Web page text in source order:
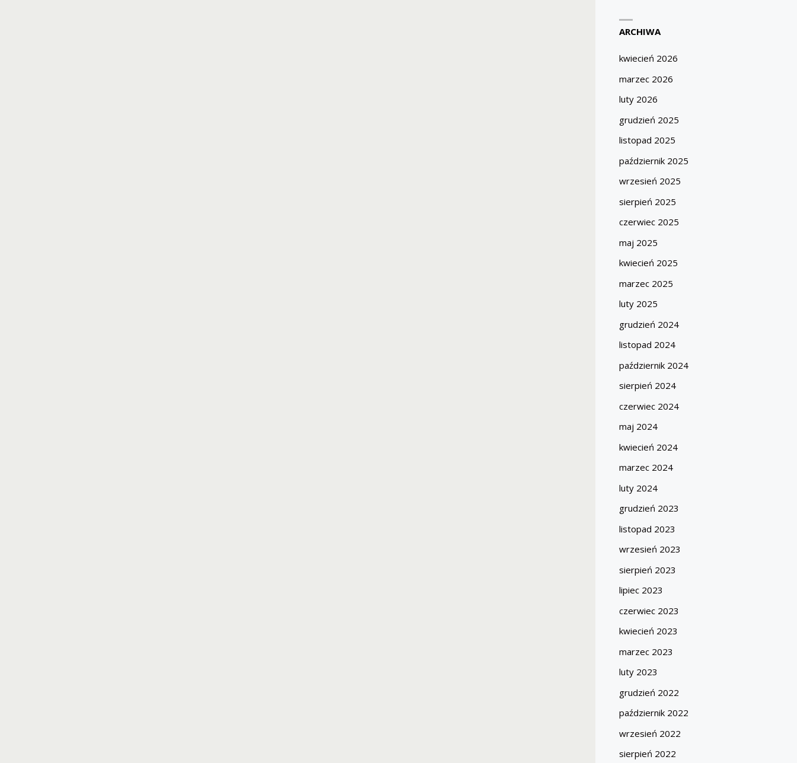
ARCHIWA
kwiecień 2026
marzec 2026
luty 2026
grudzień 2025
listopad 2025
październik 2025
wrzesień 2025
sierpień 2025
czerwiec 2025
maj 2025
kwiecień 2025
marzec 2025
luty 2025
grudzień 2024
listopad 2024
październik 2024
sierpień 2024
czerwiec 2024
maj 2024
kwiecień 2024
marzec 2024
luty 2024
grudzień 2023
listopad 2023
wrzesień 2023
sierpień 2023
lipiec 2023
czerwiec 2023
kwiecień 2023
marzec 2023
luty 2023
grudzień 2022
październik 2022
wrzesień 2022
sierpień 2022